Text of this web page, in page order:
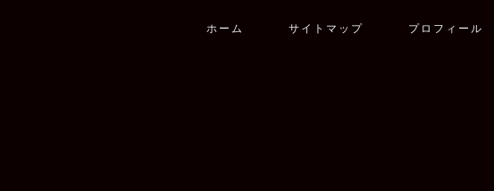
ホーム サイトマップ プロフィール